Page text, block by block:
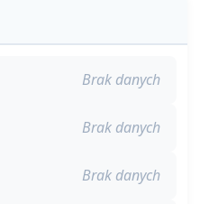
Brak danych
Brak danych
Brak danych